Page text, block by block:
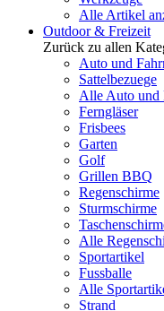
Alle Artikel
Outdoor & Freizeit
Zurück zu allen
Auto und
Sattelbezuege
Alle Auto und
Ferngläser
Frisbees
Garten
Golf
Grillen BBQ
Regenschirme
Sturmschirme
Alle
Sportartikel
Fussballe
Alle
Strand